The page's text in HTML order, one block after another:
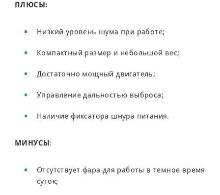
ПЛЮСЫ:
Низкий уровень шума при работе;
Компактный размер и небольшой вес;
Достаточно мощный двигатель;
Управление дальностью выброса;
Наличие фиксатора шнура питания.
МИНУСЫ:
Отсутствует фара для работы в темное время
суток;